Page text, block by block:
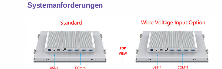
Systemanforderungen